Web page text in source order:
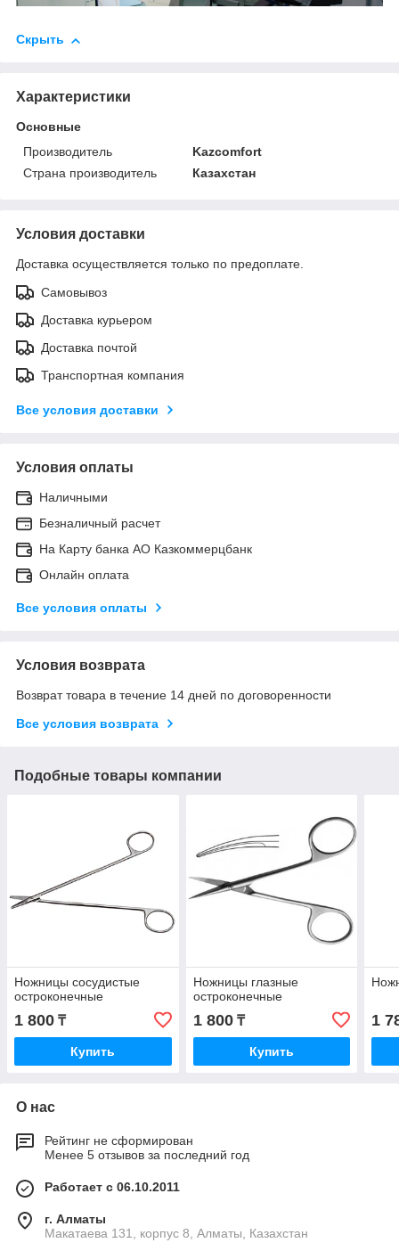
Скрыть
Характеристики
Основные
Производитель
Kazcomfort
Страна производитель
Казахстан
Условия доставки
Доставка осуществляется только по предоплате.
Самовывоз
Доставка курьером
Доставка почтой
Транспортная компания
Все условия доставки
Условия оплаты
Наличными
Безналичный расчет
На Карту банка АО Казкоммерцбанк
Онлайн оплата
Все условия оплаты
Условия возврата
Возврат товара в течение 14 дней по договоренности
Все условия возврата
Подобные товары компании
Ножницы сосудистые
остроконечные
1 800 ₸
Купить
Ножницы глазные
остроконечные
1 800₸
Купить
1
О нас
Рейтинг не сформирован
Менее 5 отзывов за последний год
Работает с 06.10.2011
г. Алматы
Макатаева 131, корпус 8, Алматы, Казахстан